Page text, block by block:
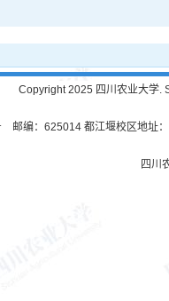
Copyright 2025 四川农业大学.
邮编：625014 都江堰校区地址
四川